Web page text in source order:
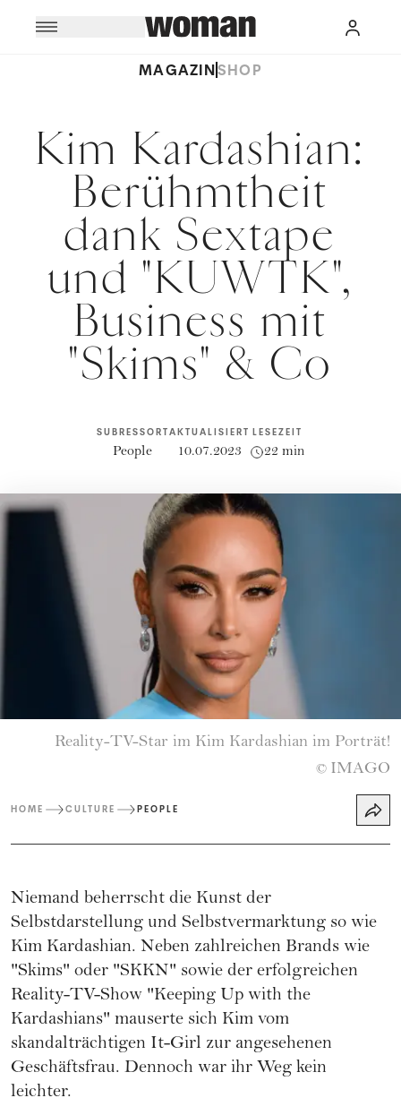
MAGAZINSHOP
Kim Kardashian:
Berühmtheit
dank Sextape
und "KUWTK",
Business mit
"Skims" & Co
SUBRESSORT
People
AKTUALISIERT
10.07.2023
LESEZEIT
22 min
Reality-TV-Star im Kim Kardashian im Porträt!
© IMAGO
HOME CULTURE PEOPLE
Niemand beherrscht die Kunst der
Selbstdarstellung und Selbstvermarktung so wie
Kim Kardashian. Neben zahlreichen Brands wie
"Skims" oder "SKKN" sowie der erfolgreichen
Reality-TV-Show "Keeping Up with the
Kardashians" mauserte sich Kim vom
skandalträchtigen It-Girl zur angesehenen
Geschäftsfrau. Dennoch war ihr Weg kein
leichter.